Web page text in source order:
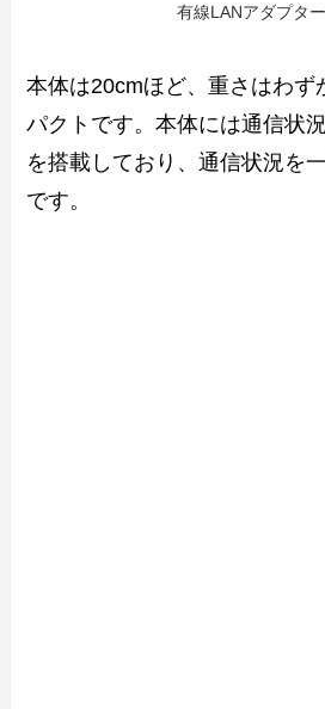
有線LANアダプタ
本体は20cmほど、重さはわず
パクトです。本体には通信状
を搭載しており、通信状況を
です。